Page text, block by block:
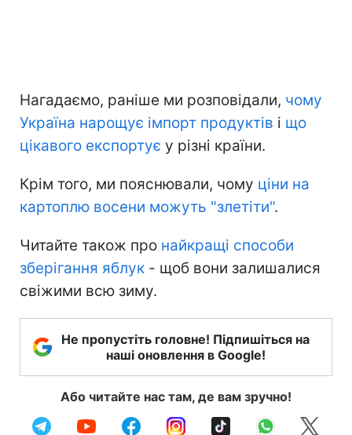
Нагадаємо, раніше ми розповідали, чому
Україна нарощує імпорт продуктів і що
цікавого експортує у різні країни.
Крім того, ми пояснювали, чому ціни на
картоплю восени можуть "злетіти".
Читайте також про найкращі способи
зберігання яблук - щоб вони залишалися
свіжими всю зиму.
Не пропустіть головне! Підпишіться на
наші оновлення в Google!
Або читайте нас там, де вам зручно!